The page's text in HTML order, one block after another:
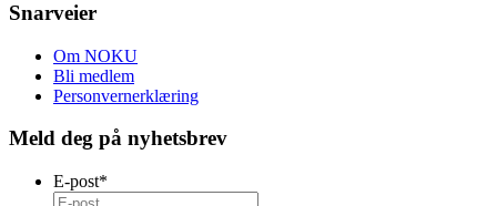
Snarveier
Om NOKU
Bli medlem
Personvernerklæring
Meld deg på nyhetsbrev
E-post*